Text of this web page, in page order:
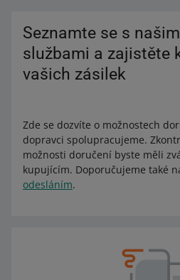
Seznamte se s
službami a zajistěte
vašich zásilek
Zde se dozvíte o možnostech
dopravci spolupracujeme.
možnosti doručení byste měli
kupujícím. Doporučujeme také
odesláním.